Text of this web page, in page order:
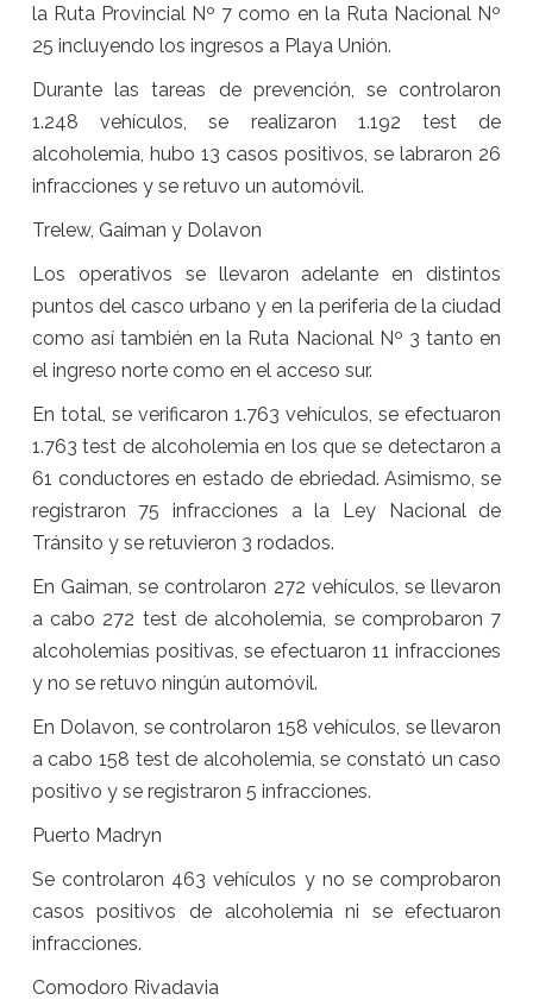
la Ruta Provincial Nº 7 como en la Ruta Nacional Nº
25 incluyendo los ingresos a Playa Unión.
Durante las tareas de prevención, se controlaron
1.248 vehículos, se realizaron 1.192 test de
alcoholemia, hubo 13 casos positivos, se labraron 26
infracciones y se retuvo un automóvil.
Trelew, Gaiman y Dolavon
Los operativos se llevaron adelante en distintos
puntos del casco urbano y en la periferia de la ciudad
como así también en la Ruta Nacional Nº 3 tanto en
el ingreso norte como en el acceso sur.
En total, se verificaron 1.763 vehículos, se efectuaron
1.763 test de alcoholemia en los que se detectaron a
61 conductores en estado de ebriedad. Asimismo, se
registraron 75 infracciones a la Ley Nacional de
Tránsito y se retuvieron 3 rodados.
En Gaiman, se controlaron 272 vehículos, se llevaron
a cabo 272 test de alcoholemia, se comprobaron 7
alcoholemias positivas, se efectuaron 11 infracciones
y no se retuvo ningún automóvil.
En Dolavon, se controlaron 158 vehículos, se llevaron
a cabo 158 test de alcoholemia, se constató un caso
positivo y se registraron 5 infracciones.
Puerto Madryn
Se controlaron 463 vehículos y no se comprobaron
casos positivos de alcoholemia ni se efectuaron
infracciones.
Comodoro Rivadavia